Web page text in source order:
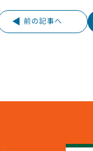
前の記事へ